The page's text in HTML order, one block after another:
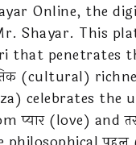
Online, the
Shayar. This
that penetrates
(cultural)
celebrates the
प्यार (love) and